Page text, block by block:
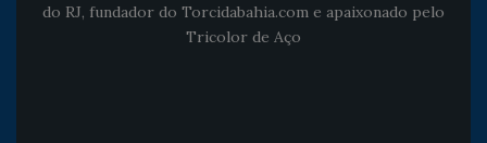
do RJ, fundador do Torcidabahia.com e apaixonado pelo
Tricolor de Aço